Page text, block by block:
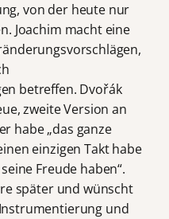
von der heute nur
Joachim macht eine
betreffen. Dvořák
zweite Version an
habe „das ganze
einzigen Takt habe
Freude haben“.
später und wünscht
und